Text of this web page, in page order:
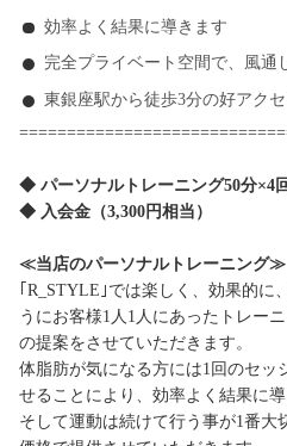
効率よく結果に導きます
完全プライベート空間で、風通
東銀座駅から徒歩3分の好アクセ
◆ パーソナルトレーニング50分×4回
◆ 入会金（3,300円相当）
≪当店のパーソナルトレーニング≫
｢R_STYLE｣では楽しく、効果的に
うにお客様1人1人にあったトレー
の提案をさせていただきます。
体脂肪が気になる方には1回のセッ
せることにより、効率よく結果に導
そして運動は続けて行う事が1番大